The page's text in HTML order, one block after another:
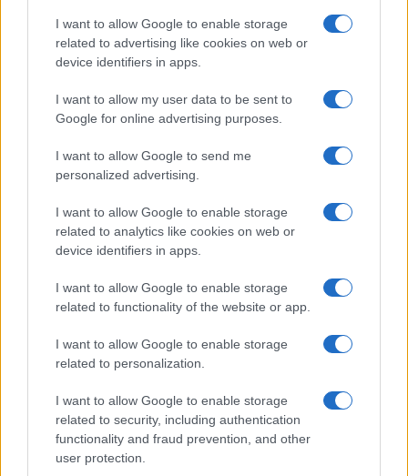
I want to allow Google to enable storage
related to advertising like cookies on web or
device identifiers in apps.
I want to allow my user data to be sent to
Google for online advertising purposes.
I want to allow Google to send me
personalized advertising.
I want to allow Google to enable storage
related to analytics like cookies on web or
device identifiers in apps.
I want to allow Google to enable storage
related to functionality of the website or app.
I want to allow Google to enable storage
related to personalization.
I want to allow Google to enable storage
related to security, including authentication
functionality and fraud prevention, and other
user protection.
CHI SIAMO CONTATTI PUBBLICITÀ LAVORA CON NOI
OTTO CHANNEL